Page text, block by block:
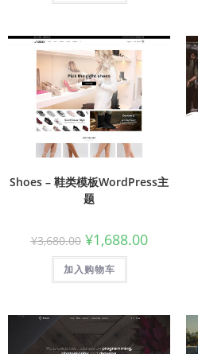
Shoes – 鞋类模板WordPress主
题
¥3,680.00 ¥1,688.00
加入购物车